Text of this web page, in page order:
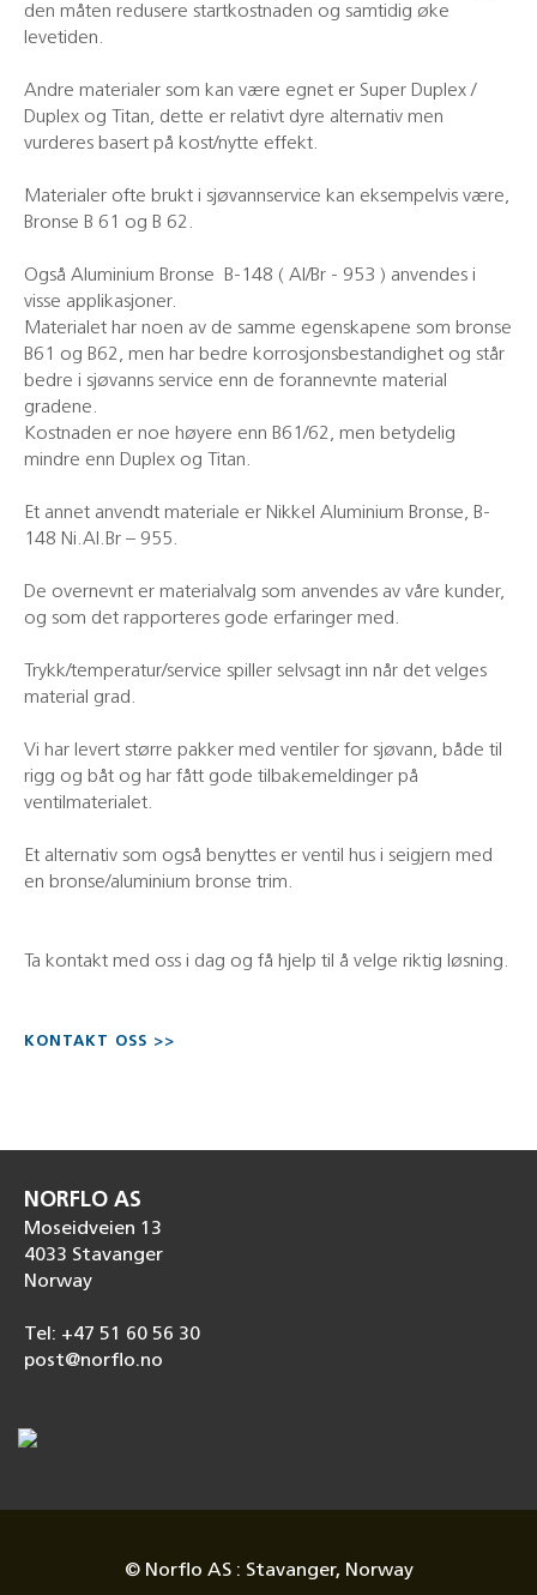
den måten redusere startkostnaden og samtidig øke
levetiden.
Andre materialer som kan være egnet er Super Duplex /
Duplex og Titan, dette er relativt dyre alternativ men
vurderes basert på kost/nytte effekt.
Materialer ofte brukt i sjøvannservice kan eksempelvis være,
Bronse B 61 og B 62.
Også Aluminium Bronse B-148 ( Al/Br - 953 ) anvendes i
visse applikasjoner.
Materialet har noen av de samme egenskapene som bronse
B61 og B62, men har bedre korrosjonsbestandighet og står
bedre i sjøvanns service enn de forannevnte material
gradene.
Kostnaden er noe høyere enn B61/62, men betydelig
mindre enn Duplex og Titan.
Et annet anvendt materiale er Nikkel Aluminium Bronse, B-
148 Ni.Al.Br – 955.
De overnevnt er materialvalg som anvendes av våre kunder,
og som det rapporteres gode erfaringer med.
Trykk/temperatur/service spiller selvsagt inn når det velges
material grad.
Vi har levert større pakker med ventiler for sjøvann, både til
rigg og båt og har fått gode tilbakemeldinger på
ventilmaterialet.
Et alternativ som også benyttes er ventil hus i seigjern med
en bronse/aluminium bronse trim.
Ta kontakt med oss i dag og få hjelp til å velge riktig løsning.
KONTAKT OSS >>
NORFLO AS
Moseidveien 13
4033 Stavanger
Norway
Tel: +47 51 60 56 30
post@norflo.no
© Norflo AS : Stavanger, Norway